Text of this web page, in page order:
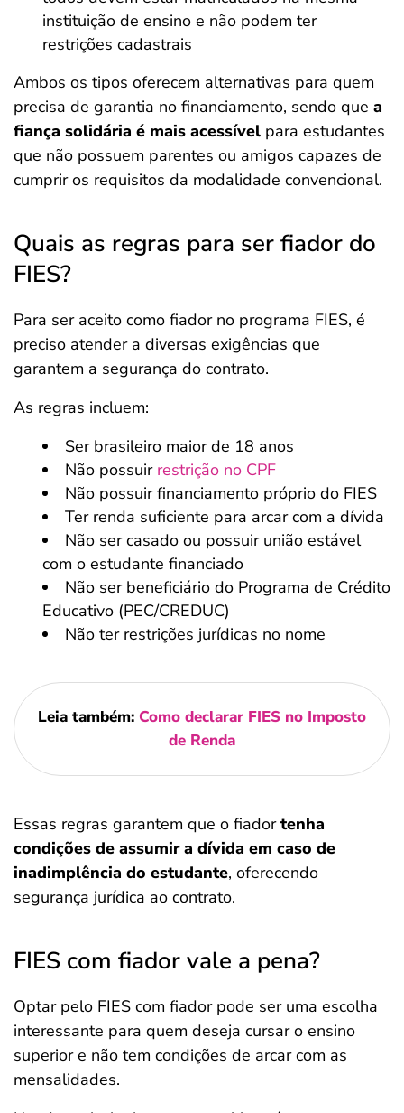
instituição de ensino e não podem ter
restrições cadastrais
Ambos os tipos oferecem alternativas para quem
precisa de garantia no financiamento, sendo que a
fiança solidária é mais acessível para estudantes
que não possuem parentes ou amigos capazes de
cumprir os requisitos da modalidade convencional.
Quais as regras para ser fiador do
FIES?
Para ser aceito como fiador no programa FIES, é
preciso atender a diversas exigências que
garantem a segurança do contrato.
As regras incluem:
Ser brasileiro maior de 18 anos
Não possuir restrição no CPF
Não possuir financiamento próprio do FIES
Ter renda suficiente para arcar com a dívida
Não ser casado ou possuir união estável
com o estudante financiado
Não ser beneficiário do Programa de Crédito
Educativo (PEC/CREDUC)
Não ter restrições jurídicas no nome
Leia também: Como declarar FIES no Imposto
de Renda
Essas regras garantem que o fiadortenha
condições de assumir a dívida em caso de
inadimplência do estudante, oferecendo
segurança jurídica ao contrato.
FIES com fiador vale a pena?
Optar pelo FIES com fiador pode ser uma escolha
interessante para quem deseja cursar o ensino
superior e não tem condições de arcar com as
mensalidades.